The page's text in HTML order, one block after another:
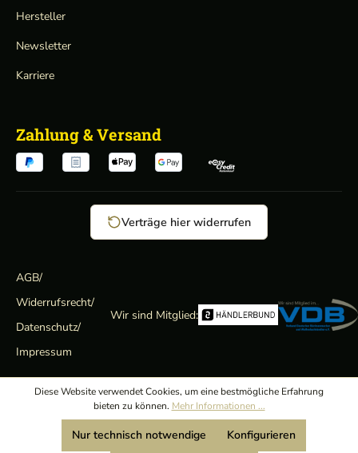
Hersteller
Newsletter
Karriere
Zahlung & Versand
Verträge hier widerrufen
AGB/
Widerrufsrecht/
Datenschutz/
Impressum
Wir sind Mitglied:
Diese Website verwendet Cookies, um eine bestmögliche Erfahrung
bieten zu können. Mehr Informationen ...
Nur technisch notwendige Konfigurieren